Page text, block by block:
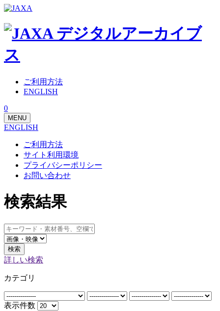
ご利用方法
ENGLISH
0
MENU
ENGLISH
ご利用方法
サイト利用環境
プライバシーポリシー
お問い合わせ
検索結果
検索
詳しい検索
カテゴリ
表示件数